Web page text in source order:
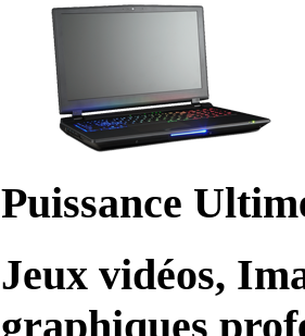
Puissance
Jeux vidéos,
graphiques